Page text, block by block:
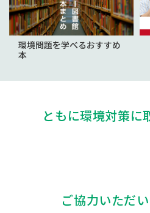
環境問題を学べるおすすめ
本
ともに環境対策に
ご協力いただ